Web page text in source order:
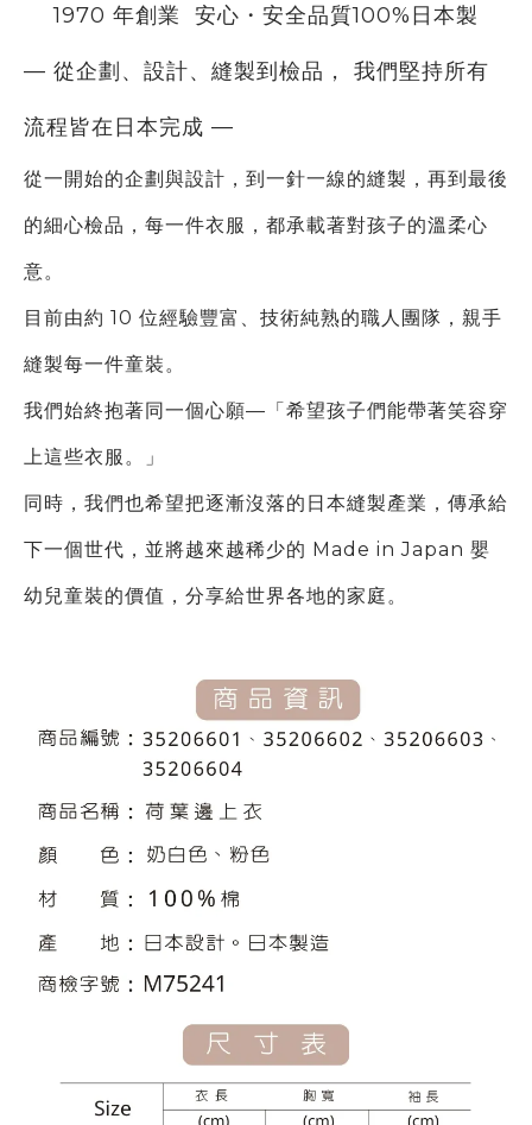
1970 年創業 安心・安全品質100%日本製
— 從企劃、設計、縫製到檢品， 我們堅持所有
流程皆在日本完成 —
從一開始的企劃與設計，到一針一線的縫製，再到最後
的細心檢品，每一件衣服，都承載著對孩子的溫柔心
意。
目前由約 10 位經驗豐富、技術純熟的職人團隊，親手
縫製每一件童裝。
我們始終抱著同一個心願—「希望孩子們能帶著笑容穿
上這些衣服。」
同時，我們也希望把逐漸沒落的日本縫製產業，傳承給
下一個世代， 並將越來越稀少的 Made in Japan 嬰
幼兒童裝的價值，分享給世界各地的家庭。